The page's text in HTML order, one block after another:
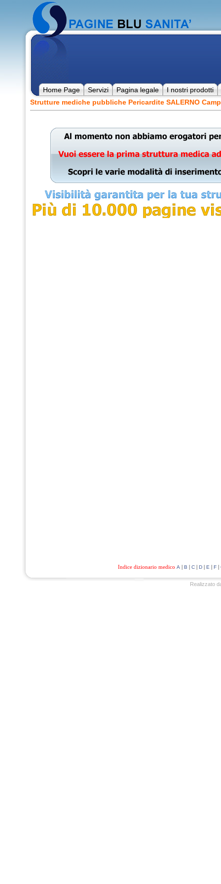
Home Page Servizi Pagina legale
I nostri prodotti
Strutture mediche pubbliche Pericardite SALERNO
Indice dizionario medico A | B | C| D| E | F|
Realizzato